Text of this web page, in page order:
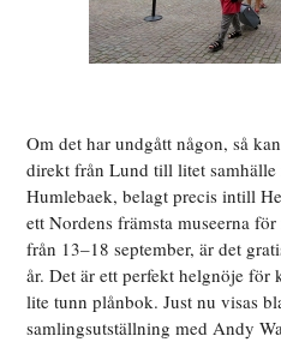
Om det har undgått någon, så
direkt från Lund till litet
Humlebaek, belagt precis intill
ett Nordens främsta museerna
från 13–18 september, är det
år. Det är ett perfekt helgnöje för
lite tunn plånbok. Just nu visas
samlingsutställning med Andy